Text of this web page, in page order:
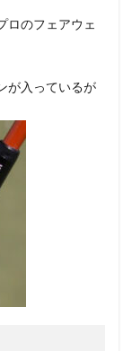
ロのフェアウェ
が入っているが